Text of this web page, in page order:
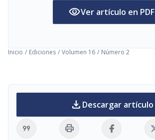
visibilityVer artículo en PDF
Inicio / Ediciones / Volumen 16 / Número 2
download Descargar artículo
format_quote print